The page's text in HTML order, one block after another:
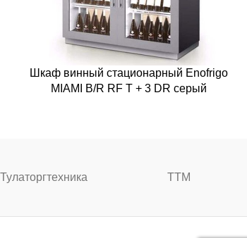
Шкаф винный стационарный Enofrigo
MIAMI B/R RF T + 3 DR серый
Тулаторгтехника ТТМ